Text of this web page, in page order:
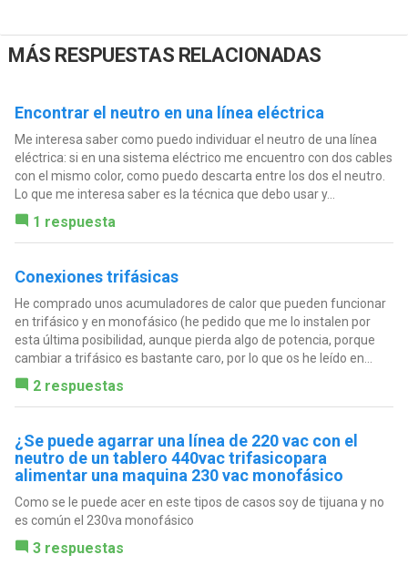
MÁS RESPUESTAS RELACIONADAS
Encontrar el neutro en una línea eléctrica
Me interesa saber como puedo individuar el neutro de una línea
eléctrica: si en una sistema eléctrico me encuentro con dos cables
con el mismo color, como puedo descarta entre los dos el neutro.
Lo que me interesa saber es la técnica que debo usar y...
1 respuesta
Conexiones trifásicas
He comprado unos acumuladores de calor que pueden funcionar
en trifásico y en monofásico (he pedido que me lo instalen por
esta última posibilidad, aunque pierda algo de potencia, porque
cambiar a trifásico es bastante caro, por lo que os he leído en...
2 respuestas
¿Se puede agarrar una línea de 220 vac con el
neutro de un tablero 440vac trifasicopara
alimentar una maquina 230 vac monofásico
Como se le puede acer en este tipos de casos soy de tijuana y no
es común el 230va monofásico
3 respuestas